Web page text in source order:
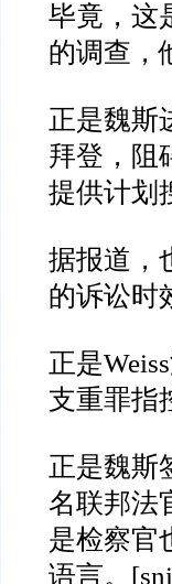
毕竟，这
的调查，
正是魏斯
拜登，阻
提供计划
据报道，
的诉讼时
正是Weiss
支重罪指
正是魏斯
名联邦法
是检察官
语言。